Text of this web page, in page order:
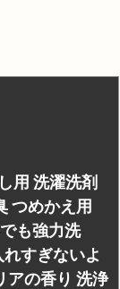
用 洗濯洗剤
つめかえ用
も強力洗
すぎないよ
アの香り 洗浄